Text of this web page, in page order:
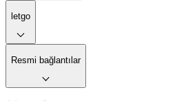
letgo
Resmi bağlantılar